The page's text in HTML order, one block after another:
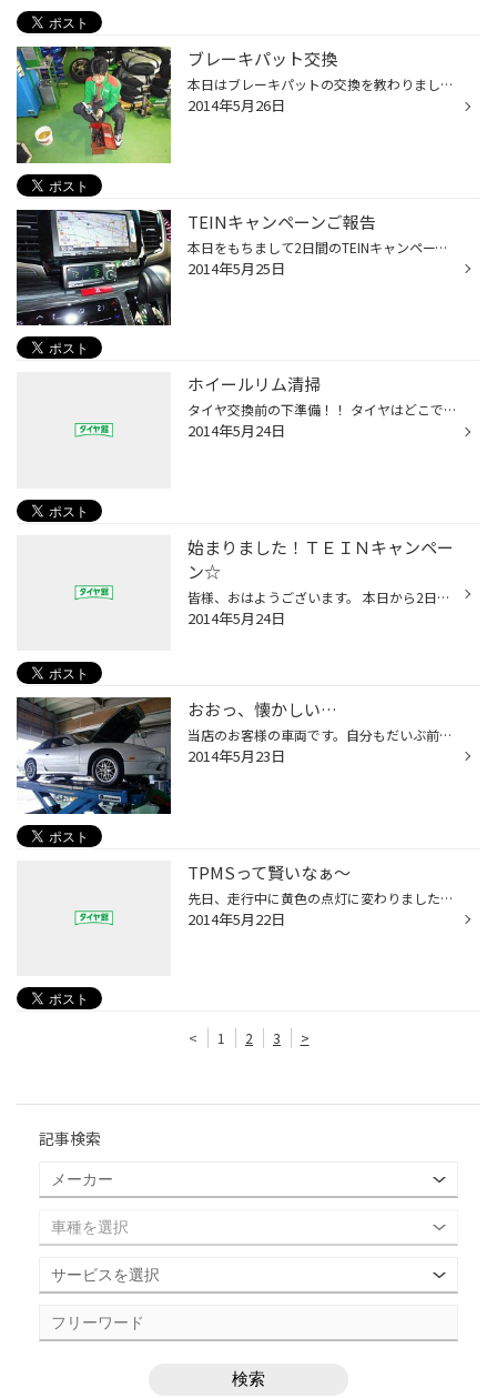
ブレーキパット交換
本日はブレーキパットの交換を教わりました！ 写真のとおり、ブレーキパットはものすごく小さいんですね…。 この小さなパットで車を止めていると考えるととてもすごく、 緻密な計算がされているのだな、なんて思います。 この調子でできるだけ早く仕事を覚え、 お客様から頼りにされるようになりた...
2014年5月26日
TEINキャンペーンご報告
本日をもちまして2日間のTEINキャンペーンが無事終わりました。 2日間、本当にたくさんのお客様にご来店頂き、スタッフ一同心より感謝しております。 （片道2時間もかけてご来店頂いたお客様もいました） この2日間で自分がたくさんのお客様とお話させて頂いて感じたことを お話させて頂くと、自分...
2014年5月25日
ホイールリム清掃
タイヤ交換前の下準備！！ タイヤはどこでも購入、交換できます。 ただ、意外とリム清掃されていないケースが見受けられます。 リム清掃していないと、エア漏れする場合があります。 「つい最近タイヤ交換したのになぜ!?」と不安になりますよね。 タイヤの専門店として、そのようなお客様の不安がな...
2014年5月24日
始まりました！ＴＥＩＮキャンペー
ン☆
皆様、おはようございます。 本日から2日間テインのデモカー 「新型オデッセイ」が当店に来ます。 もちろん、ご希望のお客様には試乗もできます！ TEIN営業の「小島さん」にも2日間来て頂くので、 商品説明もバッチリさせていただきます。 「車高調は入れたいけど乗り心地はどうなんだろう？」等、 ...
2014年5月24日
おおっ、懐かしい…
当店のお客様の車両です。自分もだいぶ前には乗っていました日産180SX。 ワンオーナーで新車の時から乗っているそうで。しかも、フルノーマル！ 今この時代、FRで5ナンバー枠ボディでターボ付きの車って無いですよね。 今後も大切に乗ってほしいものですな。 オイル交換でのご来店時に、思わずパシ...
2014年5月23日
TPMSって賢いなぁ～
先日、走行中に黄色の点灯に変わりました。 TタイヤPプレッシャーMモニタリングSシステム、 要は空気圧センサーです。 空気圧には気を遣っているはずでしたが、まさかの黄色点灯で 『ん？パンク？』って思いましたが、その後の変化がないため 窒素圧点検をしてみると、ちょうど15％内圧低下でした。...
2014年5月22日
< 1 2 3 >
記事検索